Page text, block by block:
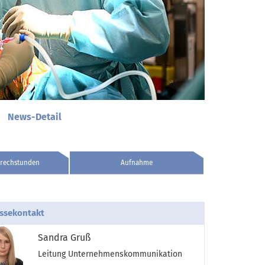
News-Detail
Aufnahme
Sandra Gruß
Leitung Unternehmenskommunikation